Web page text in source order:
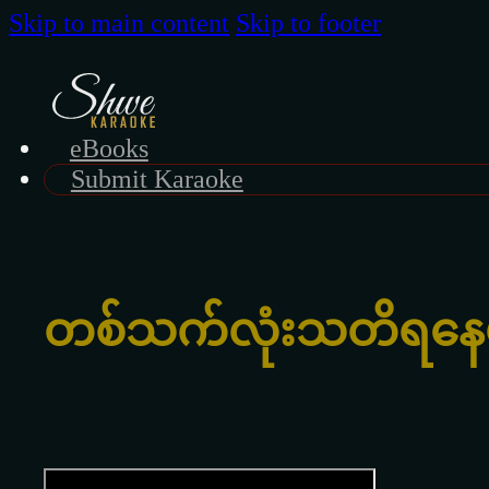
Skip to main content Skip to footer
eBooks
Submit Karaoke
တစ်သက်လုံးသတိရန